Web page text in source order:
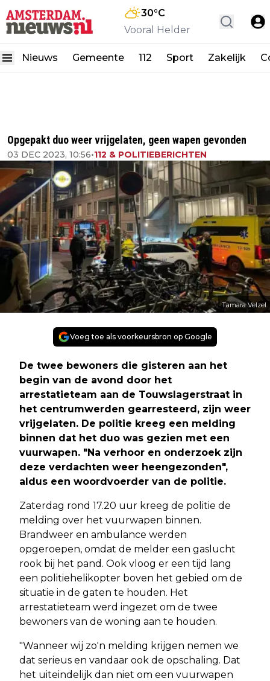
30°C
Vooral Helder
Nieuws Gemeente 112 Sport Zakelijk
Opgepakt duo weer vrijgelaten, geen wapen gevonden
03 DEC 2023, 10:56•112 & POLITIEBERICHTEN
Tamara Velzel
Voeg toe als voorkeursbron op Google
De twee bewoners die gisteren aan het
begin van de avond door het
arrestatieteam aan de Touwslagerstraat in
het centrumwerden gearresteerd, zijn weer
vrijgelaten. De politie kreeg een melding
binnen dat het duo was gezien met een
vuurwapen. "Na verhoor en onderzoek zijn
deze verdachten weer heengezonden",
aldus een woordvoerder van de politie.
Zaterdag rond 17.20 uur kreeg de politie de
melding over het vuurwapen binnen.
Brandweer en ambulance werden
opgeroepen, omdat de melder een gaslucht
rook bij het pand. Ook vloog er een tijd lang
een politiehelikopter boven het gebied om de
situatie in de gaten te houden. Het
arrestatieteam werd ingezet om de twee
bewoners van de woning aan te houden.
"Wanneer wij zo'n melding krijgen nemen we
dat serieus en vandaar ook de opschaling. Dat
het uiteindelijk dan niet om een vuurwapen